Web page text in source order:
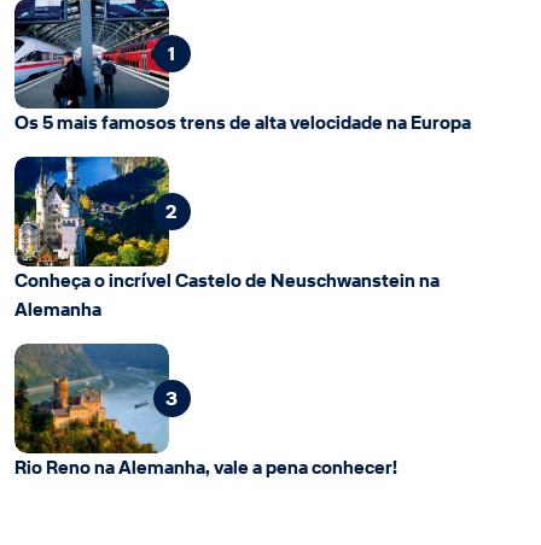
1
Os 5 mais famosos trens de alta velocidade na Europa
2
Conheça o incrível Castelo de Neuschwanstein na
Alemanha
3
Rio Reno na Alemanha, vale a pena conhecer!